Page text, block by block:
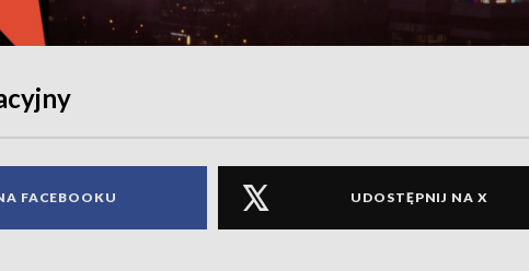
FACEBOOKU UDOSTĘPNIJ NA X